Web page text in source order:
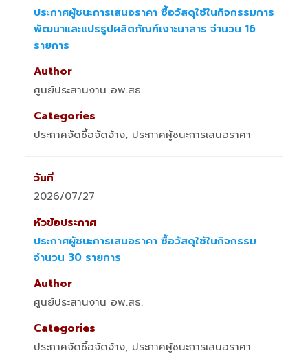
ประกาศผู้ชนะการเสนอราคา ซื้อวัสดุใช้ในกิจกรรมการ
พัฒนาและแปรรูปผลิตภัณฑ์เงาะนาสาร จำนวน 16
รายการ
ศูนย์ประสานงาน อพ.สธ.
ประกาศจัดซื้อจัดจ้าง, ประกาศผู้ชนะการเสนอราคา
2026/07/27
ประกาศผู้ชนะการเสนอราคา ซื้อวัสดุใช้ในกิจกรรม
จำนวน 30 รายการ
ศูนย์ประสานงาน อพ.สธ.
ประกาศจัดซื้อจัดจ้าง, ประกาศผู้ชนะการเสนอราคา